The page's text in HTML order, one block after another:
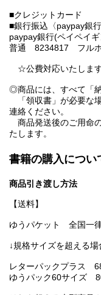
■クレジットカード
■銀行振込〈paypay銀
paypay銀行(ペイペイ
普通 8234817 フルホ
☆公費対応いたしま
◎商品には、すべて「
「領収書」が必要な
連絡ください。
商品発送後のご用命
たします。
書籍の購入につい
商品引き渡し方法
【送料】
ゆうパケット 全国一
↓規格サイズを超える場
レターパックプラス
ゆうパック60サイズ